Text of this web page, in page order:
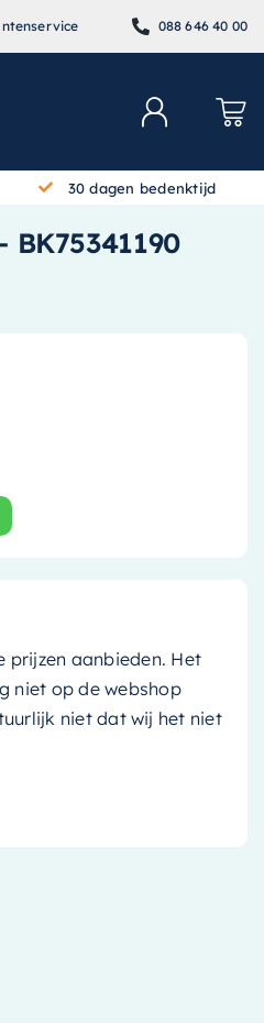
088 646 40 00
30 dagen bedenktijd
- linen (off white tint)/
prijzen aanbieden. Het
niet op de webshop
niet dat wij het niet